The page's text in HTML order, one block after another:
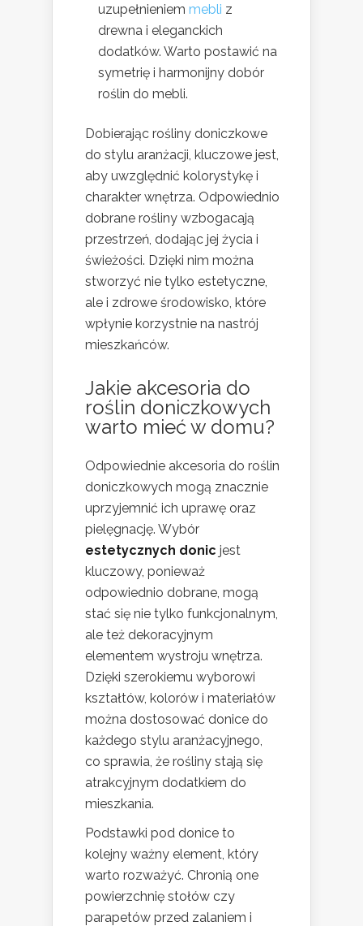
uzupełnieniem mebli z
drewna i eleganckich
dodatków. Warto postawić na
symetrię i harmonijny dobór
roślin do mebli.
Dobierając rośliny doniczkowe
do stylu aranżacji, kluczowe jest,
aby uwzględnić kolorystykę i
charakter wnętrza. Odpowiednio
dobrane rośliny wzbogacają
przestrzeń, dodając jej życia i
świeżości. Dzięki nim można
stworzyć nie tylko estetyczne,
ale i zdrowe środowisko, które
wpłynie korzystnie na nastrój
mieszkańców.
Jakie akcesoria do
roślin doniczkowych
warto mieć w domu?
Odpowiednie akcesoria do roślin
doniczkowych mogą znacznie
uprzyjemnić ich uprawę oraz
pielęgnację. Wybór
estetycznych donic jest
kluczowy, ponieważ
odpowiednio dobrane, mogą
stać się nie tylko funkcjonalnym,
ale też dekoracyjnym
elementem wystroju wnętrza.
Dzięki szerokiemu wyborowi
kształtów, kolorów i materiałów
można dostosować donice do
każdego stylu aranżacyjnego,
co sprawia, że rośliny stają się
atrakcyjnym dodatkiem do
mieszkania.
Podstawki pod donice to
kolejny ważny element, który
warto rozważyć. Chronią one
powierzchnię stołów czy
parapetów przed zalaniem i